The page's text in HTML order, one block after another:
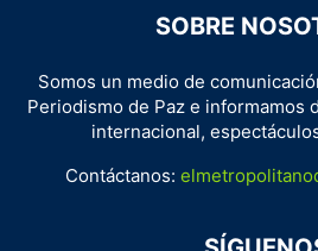
SOBRE
Somos un medio de
Periodismo de Paz e informamos
internacional,
Contáctanos: